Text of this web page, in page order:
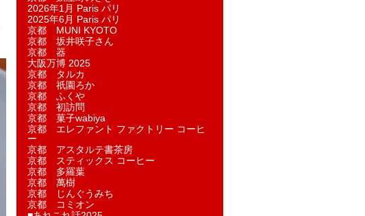
2026年1月 Paris パリ
2025年6月 Paris パリ
京都 MUNI KYOTO
京都 坂井咲子さん
京都 器
大阪万博 2025
京都 タルカ
京都 祇園ろか
京都 ふくや
京都 初訪問
京都 菓子wabiya
京都 エレファント ファクトリー コーヒ
ー
京都 アスタルテ書茶房
京都 スティックス コーヒー
京都 多羅葉
京都 萬樹
京都 じんぐうみち
京都 コミオン